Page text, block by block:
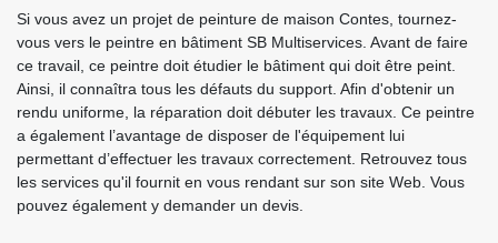
Si vous avez un projet de peinture de maison Contes, tournez-
vous vers le peintre en bâtiment SB Multiservices. Avant de faire
ce travail, ce peintre doit étudier le bâtiment qui doit être peint.
Ainsi, il connaîtra tous les défauts du support. Afin d'obtenir un
rendu uniforme, la réparation doit débuter les travaux. Ce peintre
a également l’avantage de disposer de l'équipement lui
permettant d’effectuer les travaux correctement. Retrouvez tous
les services qu'il fournit en vous rendant sur son site Web. Vous
pouvez également y demander un devis.